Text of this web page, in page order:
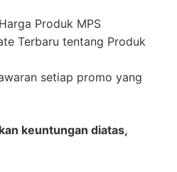
Produk MPS
Terbaru tentang Produk
setiap promo yang
keuntungan diatas,